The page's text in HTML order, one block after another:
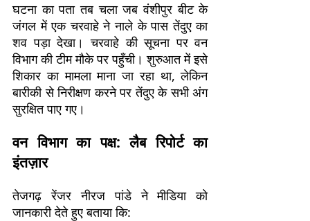
घटना का पता तब चला जब वंशीपुर बीट के
जंगल में एक चरवाहे ने नाले के पास तेंदुए का
शव पड़ा देखा। चरवाहे की सूचना पर वन
विभाग की टीम मौके पर पहुँची। शुरुआत में इसे
शिकार का मामला माना जा रहा था, लेकिन
बारीकी से निरीक्षण करने पर तेंदुए के सभी अंग
सुरक्षित पाए गए।
वन विभाग का पक्ष: लैब रिपोर्ट का
इंतज़ार
तेजगढ़ रेंजर नीरज पांडे ने मीडिया को
जानकारी देते हुए बताया कि: